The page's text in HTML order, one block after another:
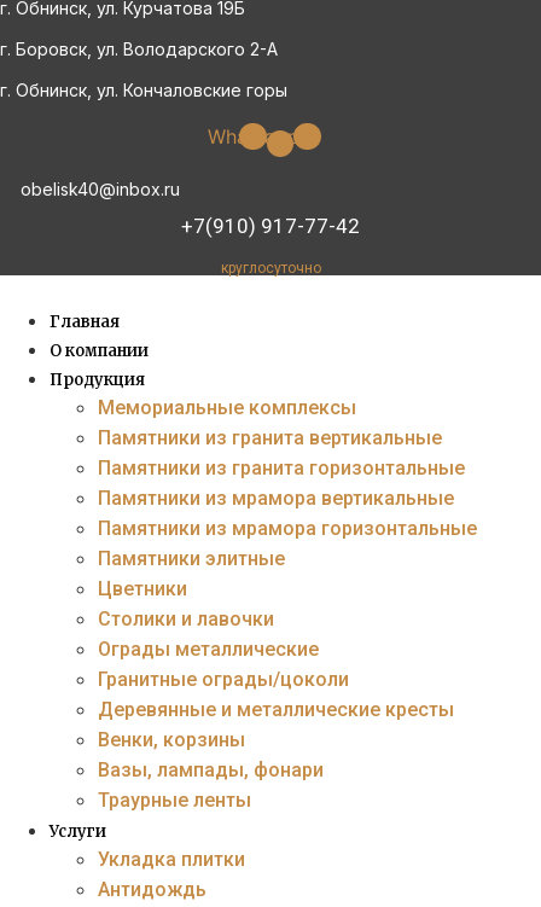
Перейти
к
г. Обнинск, ул. Курчатова 19Б
г. Боровск, ул. Володарского 2-А
г. Обнинск, ул. Кончаловские горы
WhatsappVk
obelisk40@inbox.ru
+7(910) 917-77-42
круглосуточно
Главная
О компании
Продукция
Мемориальные комплексы
Памятники из гранита вертикальные
Памятники из гранита горизонтальные
Памятники из мрамора вертикальные
Памятники из мрамора горизонтальные
Памятники элитные
Цветники
Столики и лавочки
Ограды металлические
Гранитные ограды/цоколи
Деревянные и металлические кресты
Венки, корзины
Вазы, лампады, фонари
Траурные ленты
Услуги
Укладка плитки
Антидождь